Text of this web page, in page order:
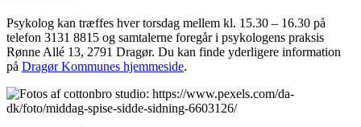
Psykolog kan træffes hver torsdag mellem kl. 15.30 – 16.30 på
telefon 3131 8815 og samtalerne foregår i psykologens praksis
Rønne Allé 13, 2791 Dragør. Du kan finde yderligere information
på Dragør Kommunes hjemmeside.